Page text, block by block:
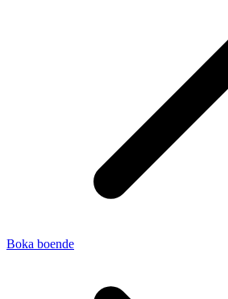
Boka boende